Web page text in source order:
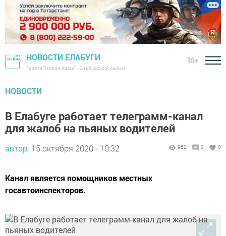
НОВОСТИ ЕЛАБУГИ
Газета "Новая Кама" - Елабужский район
16+
НОВОСТИ
В Елабуге работает телеграмм-канал
для жалоб на пьяных водителей
автор, 15 октября 2020 - 10:32 952 0 0
Канал является помощников местных
госавтоинспекторов.